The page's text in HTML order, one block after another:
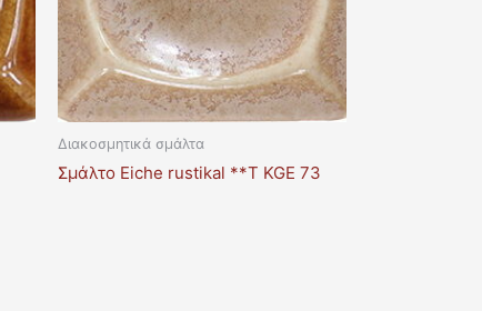
Διακοσμητικά σμάλτα
Σμάλτο Eiche rustikal **T KGE 73